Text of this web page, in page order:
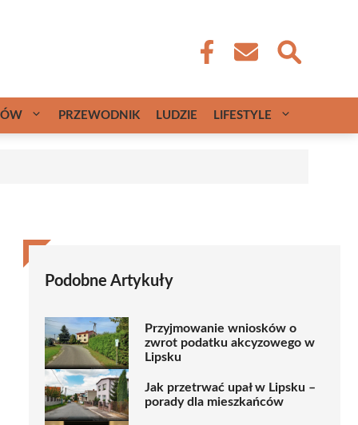
PRZEWODNIK LUDZIE LIFESTYLE
Podobne Artykuły
Przyjmowanie wniosków o
zwrot podatku akcyzowego w
Lipsku
Jak przetrwać upał w Lipsku –
porady dla mieszkańców